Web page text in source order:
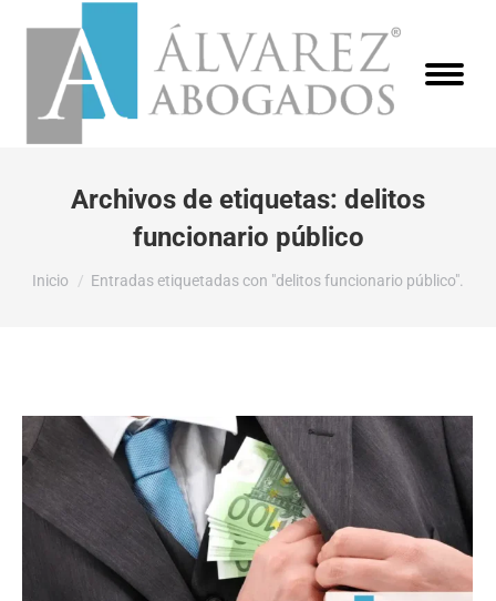
Archivos de etiquetas: delitos
funcionario público
Estás aquí:
Inicio Entradas etiquetadas con "delitos funcionario público".